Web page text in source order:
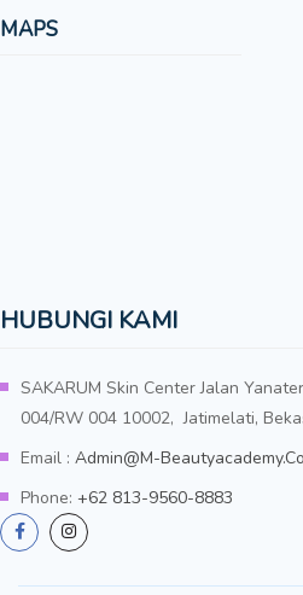
MAPS
HUBUNGI KAMI
SAKARUM Skin Center Jalan
004/RW 004 10002, Jatimelati,
Email : Admin@m-
Phone: +62 813-9560-8883